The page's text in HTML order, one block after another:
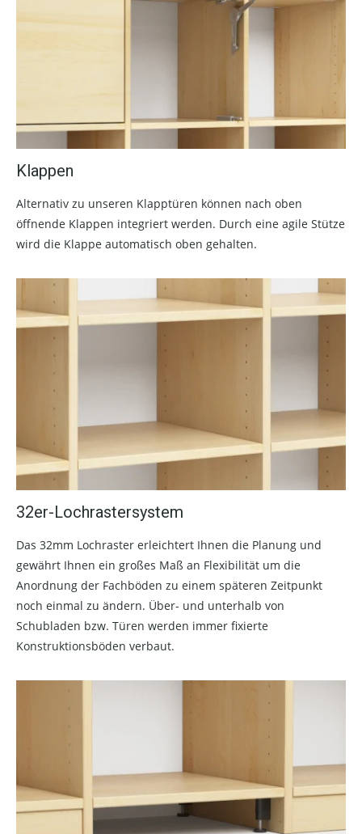
Klappen
Alternativ zu unseren Klapptüren können nach oben
öffnende Klappen integriert werden. Durch eine agile Stütze
wird die Klappe automatisch oben gehalten.
32er-Lochrastersystem
Das 32mm Lochraster erleichtert Ihnen die Planung und
gewährt Ihnen ein großes Maß an Flexibilität um die
Anordnung der Fachböden zu einem späteren Zeitpunkt
noch einmal zu ändern. Über- und unterhalb von
Schubladen bzw. Türen werden immer fixierte
Konstruktionsböden verbaut.